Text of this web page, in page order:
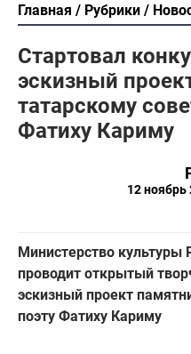
Главная Рубрики
Стартовал
эскизный
татарскому
Фатиху Кариму
12 ноябрь
Министерство культуры
проводит открытый
эскизный проект
поэту Фатиху Кариму